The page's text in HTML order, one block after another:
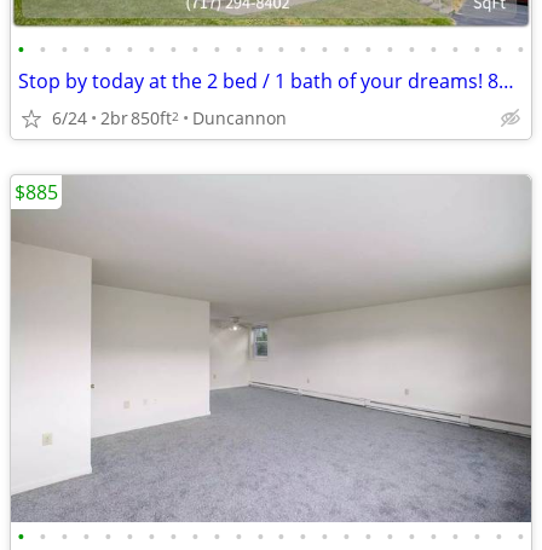
• • • • • • • • • • • • • • • • • • • • • • • •
Stop by today at the 2 bed / 1 bath of your dreams! 850 Sq Ft!
6/24 2br850ft2 Duncannon
• • • • • • • • • • • • • • • • • • • • • • • •
$885